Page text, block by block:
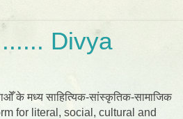
Divya
के मध्य साहित्यिक-सांस्कृतिक-सामाजिक
for literal, social, cultural and